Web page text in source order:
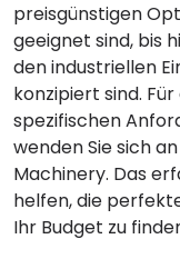
preisgünstigen
geeignet sind, bis
den industriellen
konzipiert sind.
spezifischen
wenden Sie sich
Machinery. Das
helfen, die
Ihr Budget zu